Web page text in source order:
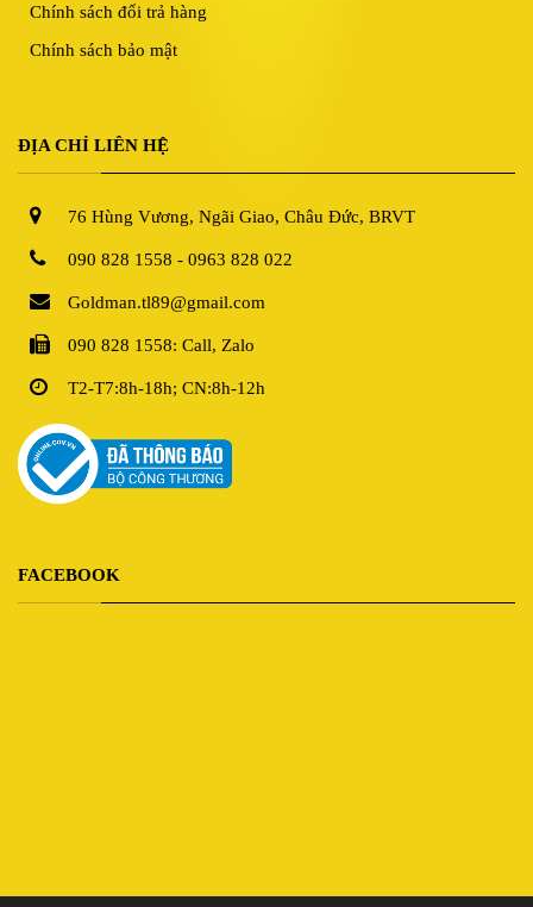
Chính sách đổi trả hàng
Chính sách bảo mật
ĐỊA CHỈ LIÊN HỆ
76 Hùng Vương, Ngãi Giao, Châu Đức, BRVT
090 828 1558 - 0963 828 022
Goldman.tl89@gmail.com
090 828 1558: Call, Zalo
T2-T7:8h-18h; CN:8h-12h
FACEBOOK